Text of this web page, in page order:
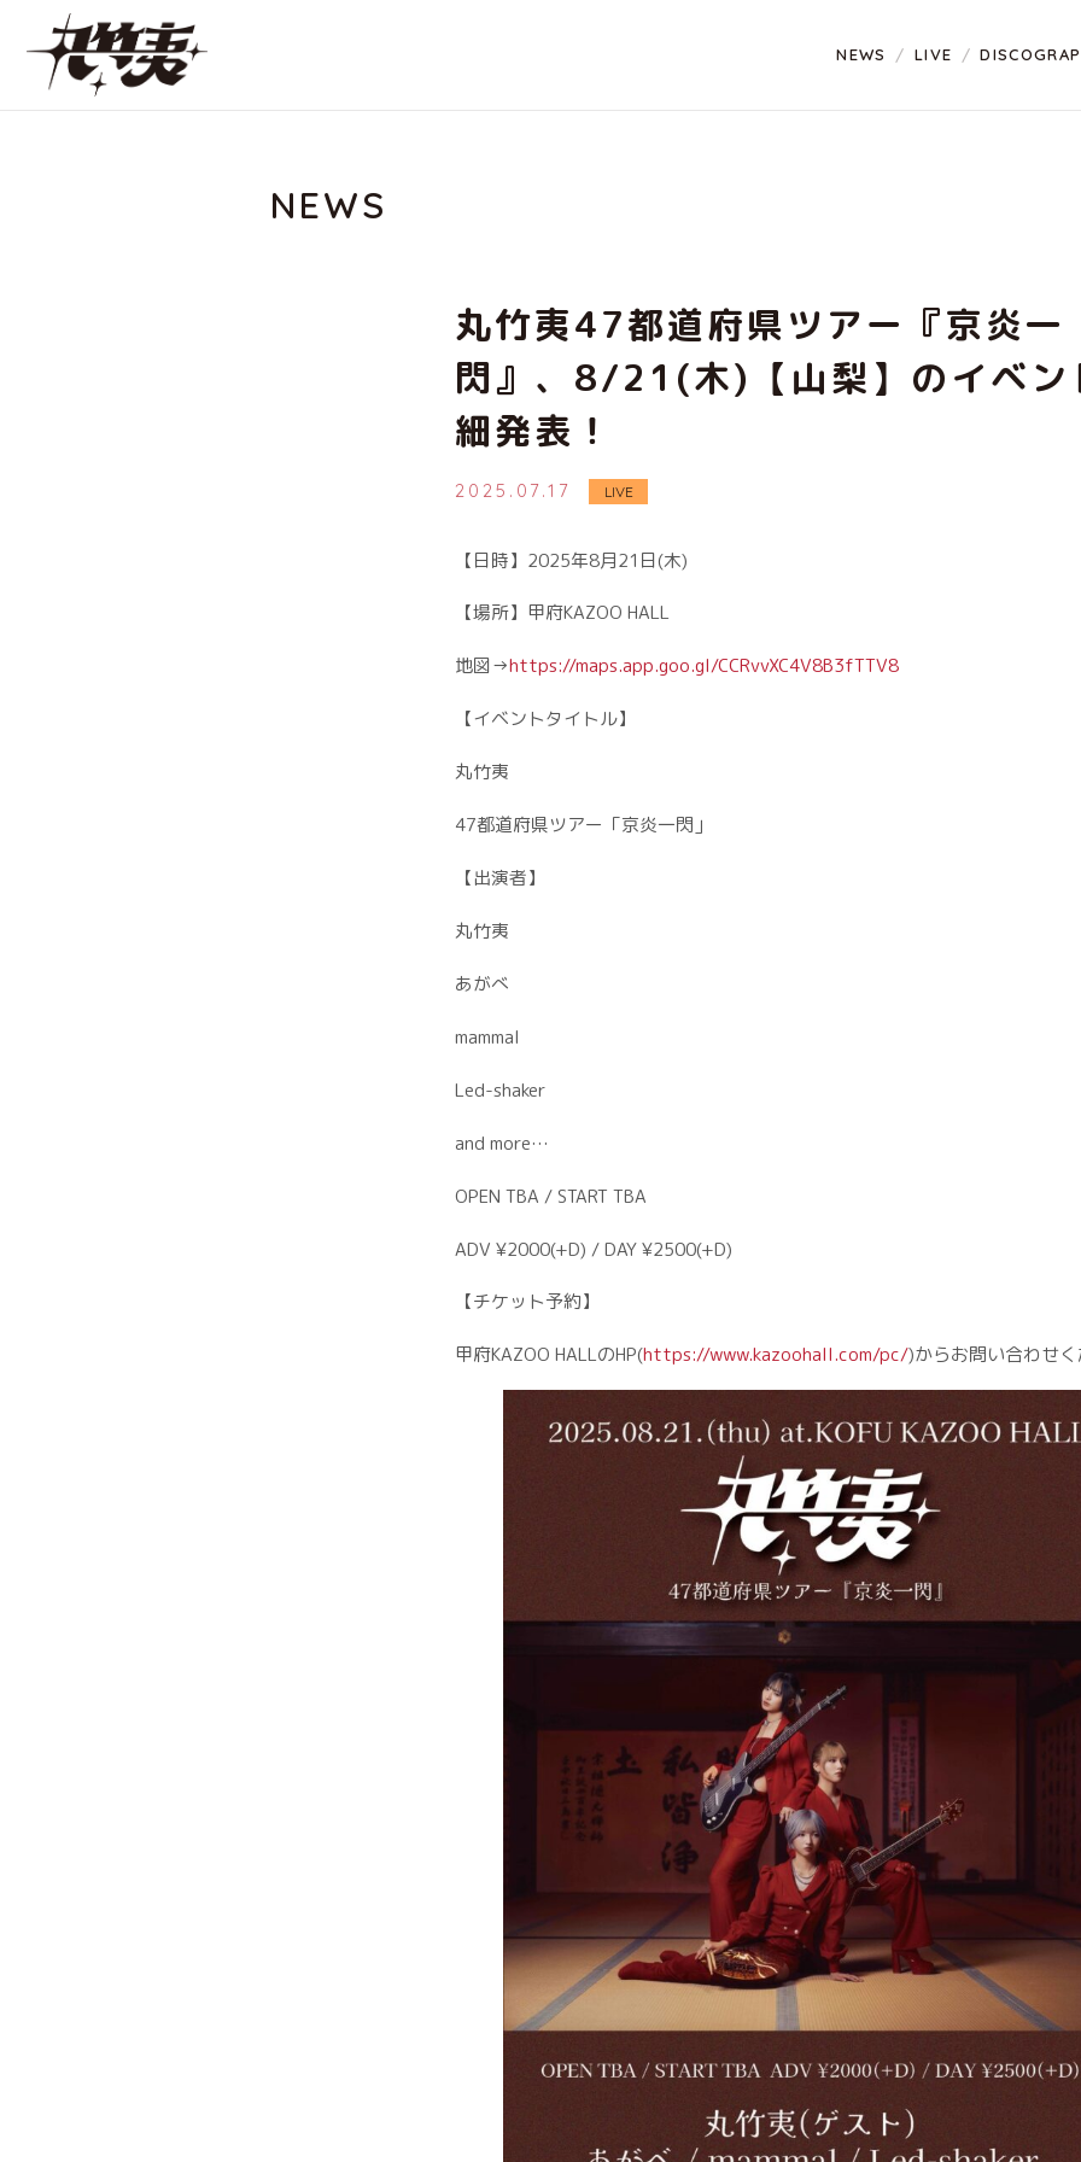
NEWS LIVE
NEWS
丸竹夷47都道府県ツアー『京炎一
閃』、8/21(木)【山梨】のイベン
細発表！
2025.07.17 LIVE
【日時】2025年8月21日(木)
【場所】甲府KAZOO HALL
地図→https://maps.app.goo.gl/CCRvvXC4V8B3fTTV8
【イベントタイトル】
丸竹夷
47都道府県ツアー「京炎一閃」
【出演者】
丸竹夷
あがべ
mammal
Led-shaker
and more…
OPEN TBA / START TBA
ADV ¥2000(+D) / DAY ¥2500(+D)
【チケット予約】
甲府KAZOO HALLのHP(https://www.kazoohall.com/pc/)からお問い合わせ